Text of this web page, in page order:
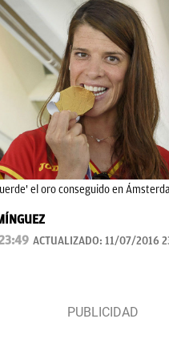
el oro conseguido en
ACTUALIZADO: 11/07/2016